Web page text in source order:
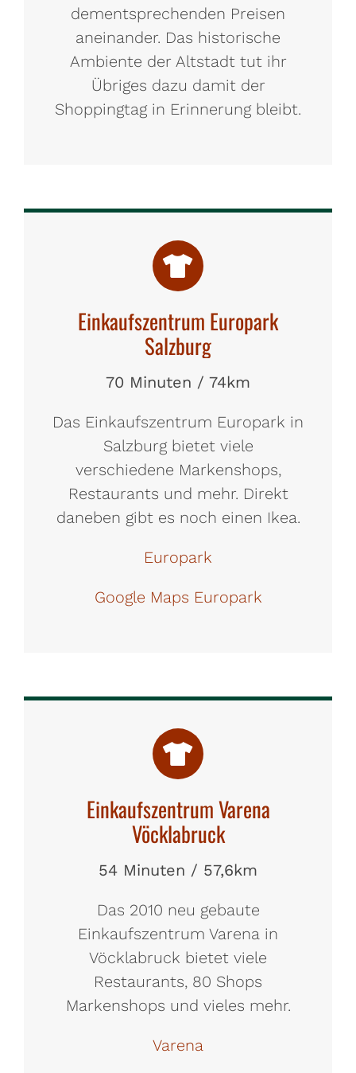
dementsprechenden Preisen
aneinander. Das historische
Ambiente der Altstadt tut ihr
Übriges dazu damit der
Shoppingtag in Erinnerung bleibt.
Einkaufszentrum Europark
Salzburg
70 Minuten / 74km
Das Einkaufszentrum Europark in
Salzburg bietet viele
verschiedene Markenshops,
Restaurants und mehr. Direkt
daneben gibt es noch einen Ikea.
Europark
Google Maps Europark
Einkaufszentrum Varena
Vöcklabruck
54 Minuten / 57,6km
Das 2010 neu gebaute
Einkaufszentrum Varena in
Vöcklabruck bietet viele
Restaurants, 80 Shops
Markenshops und vieles mehr.
Varena